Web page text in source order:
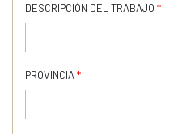
DESCRIPCIÓN DEL TRABAJO *
PROVINCIA *